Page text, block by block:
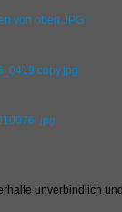
von oben.JPG
copy.jpg
.jpg
unverbindlich